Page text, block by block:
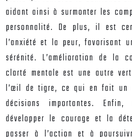
aidant ainsi à surmonter les
personnalité. De plus, il est
l’anxiété et la peur, favorisant
sérénité. L’amélioration de la
clarté mentale est une autre
l’œil de tigre, ce qui en fait un
décisions importantes.
développer le courage et la